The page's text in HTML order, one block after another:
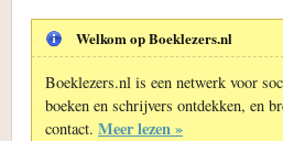
Welkom op Boeklezers.nl
Boeklezers.nl is een netwerk voor
boeken en schrijvers ontdekken, en
contact. Meer lezen »